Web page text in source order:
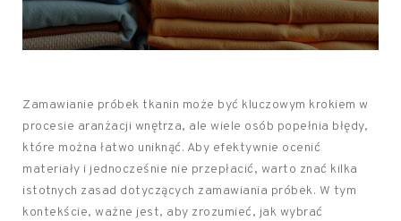
Zamawianie próbek tkanin może być kluczowym krokiem w
procesie aranżacji wnętrza, ale wiele osób popełnia błędy,
które można łatwo uniknąć. Aby efektywnie ocenić
materiały i jednocześnie nie przepłacić, warto znać kilka
istotnych zasad dotyczących zamawiania próbek. W tym
kontekście, ważne jest, aby zrozumieć, jak wybrać